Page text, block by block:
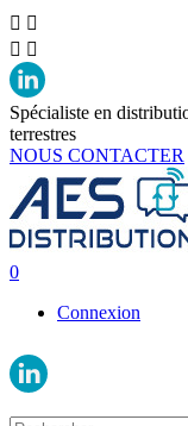
 
 
Spécialiste en
terrestres
NOUS CONTACTER
0
Connexion